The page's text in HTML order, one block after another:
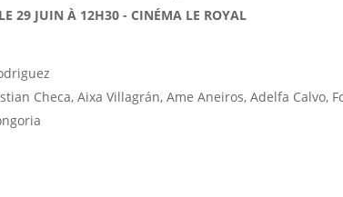
29 JUIN À 12H30 - CINÉMA LE ROYAL
Checa, Aixa Villagrán, Ame Aneiros, Adelfa Calvo,